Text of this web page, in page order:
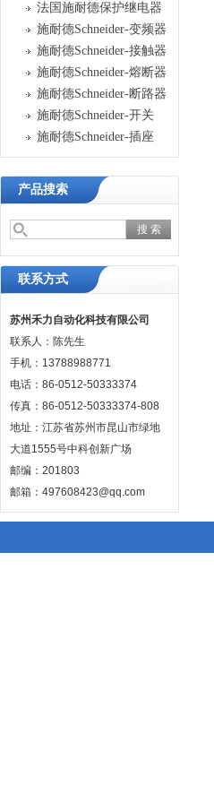
法国施耐德保护继电器
施耐德Schneider-变频器
施耐德Schneider-接触器
施耐德Schneider-熔断器
施耐德Schneider-断路器
施耐德Schneider-开关
施耐德Schneider-插座
产品搜索
联系方式
苏州禾力自动化科技有限公司
联系人：陈先生
手机：13788988771
电话：86-0512-50333374
传真：86-0512-50333374-808
地址：江苏省苏州市昆山市绿地
大道1555号中科创新广场
邮编：201803
邮箱：497608423@qq.com